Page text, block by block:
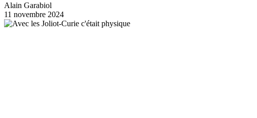
Alain Garabiol
11 novembre 2024